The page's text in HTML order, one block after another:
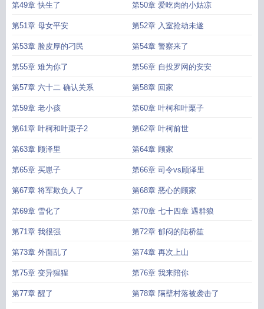
第49章 快生了 第50章 爱吃肉的小姑凉
第51章 母女平安 第52章 入室抢劫未遂
第53章 脸皮厚的刁民 第54章 警察来了
第55章 难为你了 第56章 自投罗网的安安
第57章 六十二 确认关系 第58章 回家
第59章 老小孩 第60章 叶柯和叶栗子
第61章 叶柯和叶栗子2 第62章 叶柯前世
第63章 顾泽里 第64章 顾家
第65章 买崽子 第66章 司令vs顾泽里
第67章 将军欺负人了 第68章 恶心的顾家
第69章 雪化了 第70章 七十四章 遇群狼
第71章 我很强 第72章 郁闷的陆桥笙
第73章 外面乱了 第74章 再次上山
第75章 变异猩猩 第76章 我来陪你
第77章 醒了 第78章 隔壁村落被袭击了